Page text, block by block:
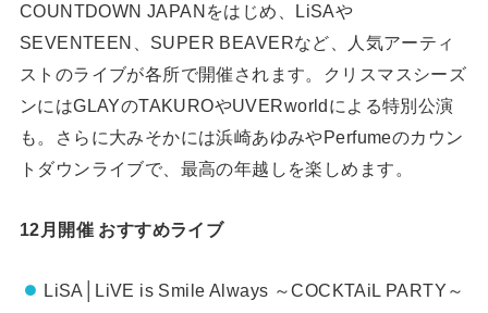
COUNTDOWN JAPANをはじめ、LiSAや
SEVENTEEN、SUPER BEAVERなど、人気アーティ
ストのライブが各所で開催されます。クリスマスシーズ
ンにはGLAYのTAKUROやUVERworldによる特別公演
も。さらに大みそかには浜崎あゆみやPerfumeのカウン
トダウンライブで、最高の年越しを楽しめます。
12月開催 おすすめライブ
LiSA│LiVE is Smile Always ～COCKTAiL PARTY～